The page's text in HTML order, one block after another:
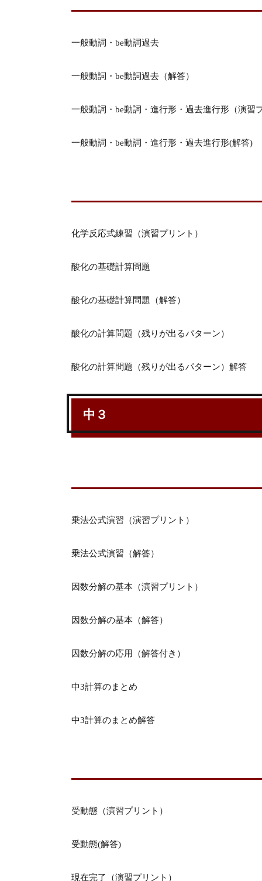
一般動詞・be動詞過去
一般動詞・be動詞過去（解答）
一般動詞・be動詞・進行形・過去進行形（演習
一般動詞・be動詞・進行形・過去進行形(解答)
化学反応式練習（演習プリント）
酸化の基礎計算問題
酸化の基礎計算問題（解答）
酸化の計算問題（残りが出るパターン）
酸化の計算問題（残りが出るパターン）解答
中３
乗法公式演習（演習プリント）
乗法公式演習（解答）
因数分解の基本（演習プリント）
因数分解の基本（解答）
因数分解の応用（解答付き）
中3計算のまとめ
中3計算のまとめ解答
受動態（演習プリント）
受動態(解答)
現在完了（演習プリント）